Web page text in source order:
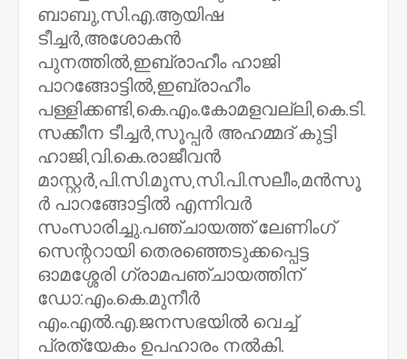
ബാബു,സി.എ.ആയിഷ
ടീച്ചർ,അശോകൻ
പുനത്തിൽ,ഇബ്രാഹീം ഹാജി
പാറങ്ങോട്ടിൽ,ഇബ്രാഹീം
പള്ളിക്കണ്ടി,കെ.എം.കോമളവല്ലി,കെ.ടി.
സക്കീന ടീച്ചർ,സൂപ്പർ അഹമ്മദ്‌ കുട്ടി
ഹാജി,വി.കെ.രാജീവൻ
മാസ്റ്റർ,പി.സി.മൂസ,സി.പി.സലീം,മൻസൂ
ർ പാറങ്ങോട്ടിൽ എന്നിവർ
സംസാരിച്ചു.പഞ്ചായത്ത്‌ ലേണിംഗ്‌
സെന്ററായി തെരഞ്ഞെടുക്കപ്പെട്ട
ഓമശ്ശേരി ഗ്രാമപഞ്ചായത്തിന്‌
ഡോ:എം.കെ.മുനീർ
എം.എൽ.എ.ജനസഭയിൽ വെച്ച്‌
പ്രത്യേകം ഉപഹാരം നൽകി.